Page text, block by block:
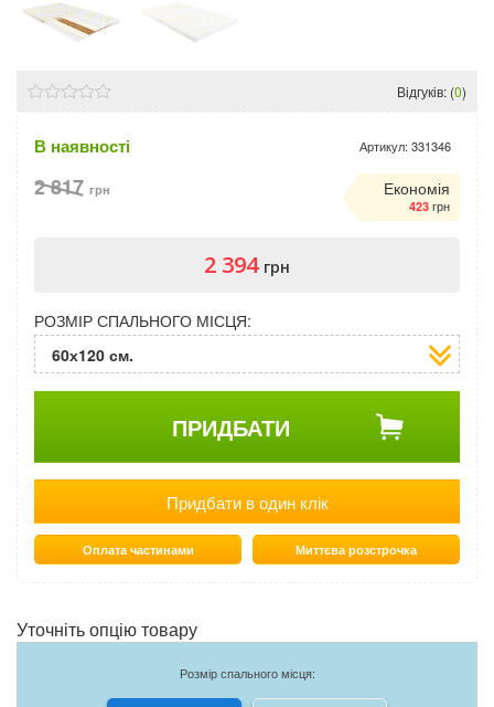
Відгуків: (0)
В наявності Артикул: 331346
2 817 грн Економія
423 грн
2 394 грн
РОЗМІР СПАЛЬНОГО МІСЦЯ:
60х120 см.
ПРИДБАТИ
Придбати в один клік
Оплата частинами Миттєва розстрочка
Уточніть опцію товару
Розмір спального місця: